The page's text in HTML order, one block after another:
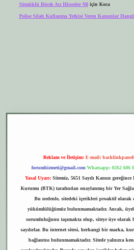
Sümüklü Böcek Acı Hisseder Mi için Koca
Polise Silah Kullanma Yetkisi Veren Kanunlar
Reklam ve İletişim: E-mail:
forumhizmeti@gmail.com Whatsapp: 0262 606
Yasal Uyarı: Sitemiz, 5651 Sayılı Kanun
Kurumu (BTK) tarafından onaylanmış bir Yer
Bu nedenle, sitedeki içerikleri proaktif olarak
yükümlülüğümüz bulunmamaktadır. Ancak,
sorumluluğunu taşımakta olup, siteye üye
sayılırlar. Bu internet sitesi, herhangi bir marka,
bağlantısı bulunmamaktadır. Sitede yalnızca